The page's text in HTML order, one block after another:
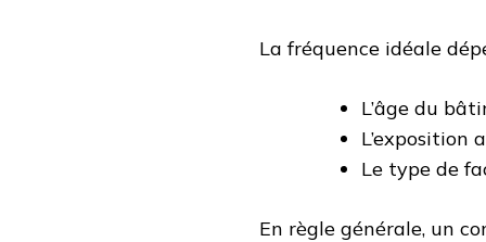
La fréquence idéale
L’âge du
L’exposition
Le type de
En règle générale, un